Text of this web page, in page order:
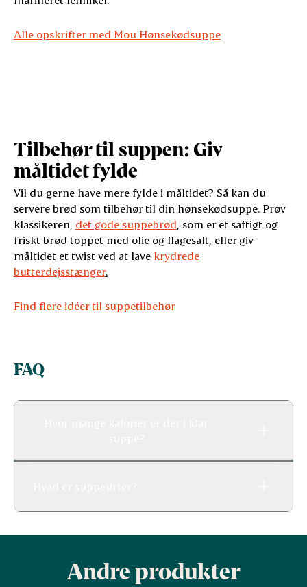
Alle opskrifter med Mou Hønsekødsuppe
Tilbehør til suppen: Giv
måltidet fylde
Vil du gerne have mere fylde i måltidet? Så kan du
servere brød som tilbehør til din hønsekødsuppe. Prøv
klassikeren, det gode suppebrød , som er et saftigt og
friskt brød toppet med olie og flagesalt, eller giv
måltidet et twist ved at lave krydrede
butterdejsstænger.
Find flere idéer til suppetilbehør
FAQ
Andre produkter